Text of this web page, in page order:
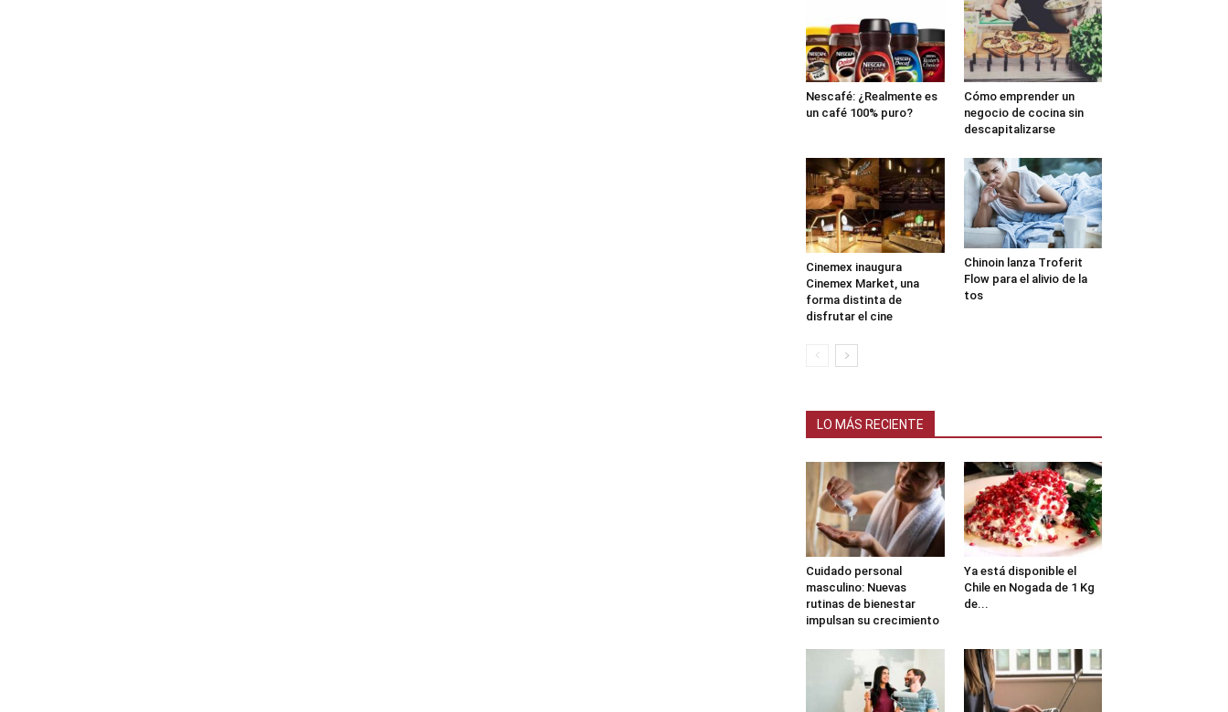
Nescafé: ¿Realmente es
un café 100% puro?
Cómo emprender un
negocio de cocina sin
descapitalizarse
Cinemex inaugura
Cinemex Market, una
forma distinta de
disfrutar el cine
Chinoin lanza Troferit
Flow para el alivio de la
tos
LO MÁS RECIENTE
Cuidado personal
masculino: Nuevas
rutinas de bienestar
impulsan su crecimiento
Ya está disponible el
Chile en Nogada de 1 Kg
de...